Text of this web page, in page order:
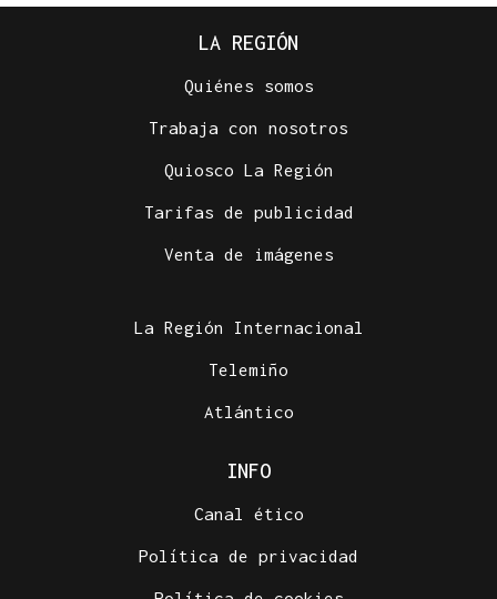
LA REGIÓN
Quiénes somos
Trabaja con nosotros
Quiosco La Región
Tarifas de publicidad
Venta de imágenes
La Región Internacional
Telemiño
Atlántico
INFO
Canal ético
Política de privacidad